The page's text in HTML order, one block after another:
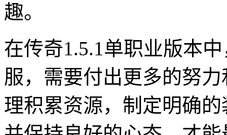
趣。
在传奇1.5.1单职业版本
服，需要付出更多的努
理积累资源，制定明确